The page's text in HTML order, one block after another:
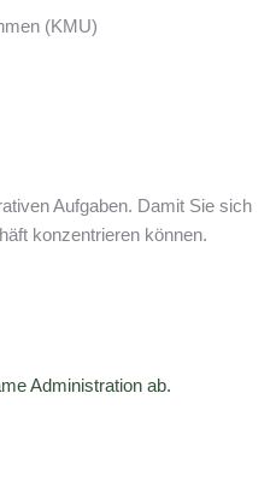
(KMU)
Aufgaben. Damit Sie sich
konzentrieren können.
Administration ab.